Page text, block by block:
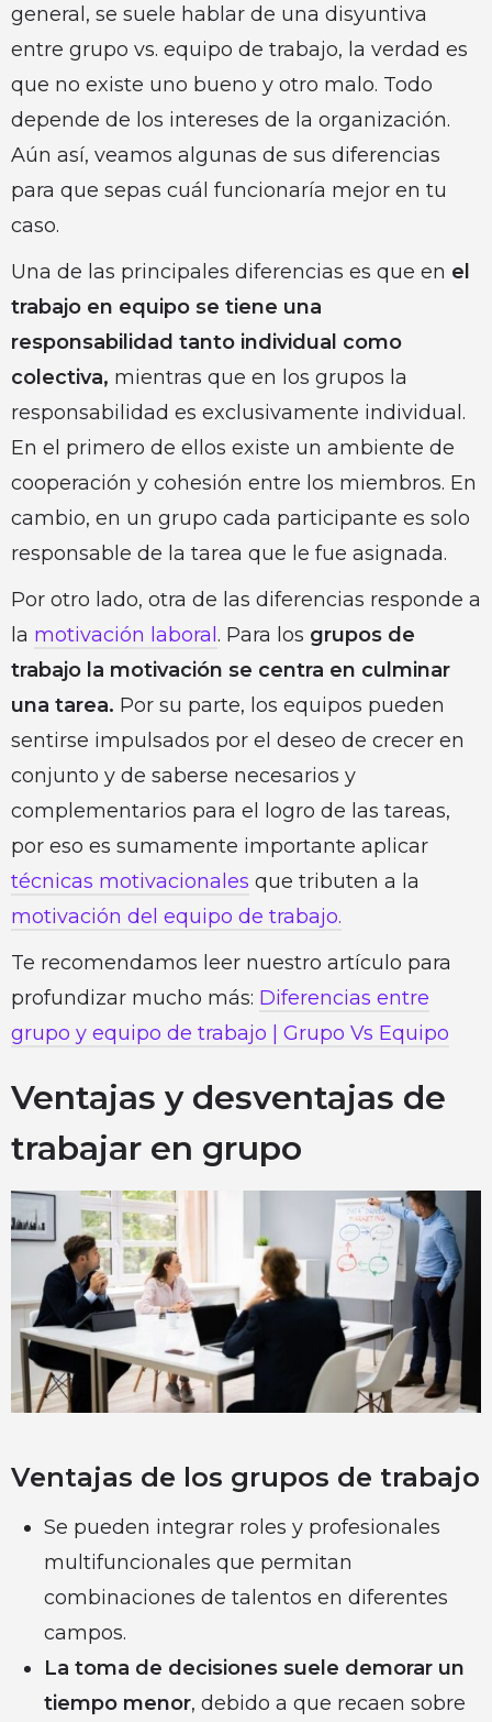
general, se suele hablar de una disyuntiva
entre grupo vs. equipo de trabajo, la verdad es
que no existe uno bueno y otro malo. Todo
depende de los intereses de la organización.
Aún así, veamos algunas de sus diferencias
para que sepas cuál funcionaría mejor en tu
caso.
Una de las principales diferencias es que en el
trabajo en equipo se tiene una
responsabilidad tanto individual como
colectiva, mientras que en los grupos la
responsabilidad es exclusivamente individual.
En el primero de ellos existe un ambiente de
cooperación y cohesión entre los miembros. En
cambio, en un grupo cada participante es solo
responsable de la tarea que le fue asignada.
Por otro lado, otra de las diferencias responde a
la motivación laboral . Para los grupos de
trabajo la motivación se centra en culminar
una tarea. Por su parte, los equipos pueden
sentirse impulsados por el deseo de crecer en
conjunto y de saberse necesarios y
complementarios para el logro de las tareas,
por eso es sumamente importante aplicar
técnicas motivacionales que tributen a la
motivación del equipo de trabajo.
Te recomendamos leer nuestro artículo para
profundizar mucho más: Diferencias entre
grupo y equipo de trabajo | Grupo Vs Equipo
Ventajas y desventajas de
trabajar en grupo
Ventajas de los grupos de trabajo
Se pueden integrar roles y profesionales
multifuncionales que permitan
combinaciones de talentos en diferentes
campos.
La toma de decisiones suele demorar un
tiempo menor, debido a que recaen sobre